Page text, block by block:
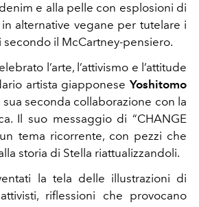
e alla pelle con esplosioni di
alternative vegane per tutelare i
il McCartney-pensiero.
l’arte, l’attivismo e l’attitude
artista giapponese Yoshitomo
sua seconda collaborazione con la
Il suo messaggio di “CHANGE
un tema ricorrente, con pezzi che
storia di Stella riattualizzandoli.
la tela delle illustrazioni di
riflessioni che provocano